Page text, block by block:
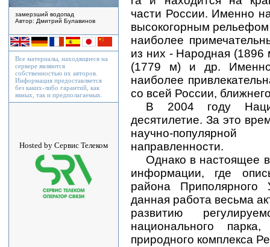
замерзший водопад
Автор: Дмитрий Булавинов
Все материалы, находящиеся на
сервере являются
собственностью их авторов.
Информация предоставляется
без каких-либо гарантий, как
явных, так и предполагаемых.
Hosted by Сервис Телеком
части России. Именно
высокогорным
наиболее
из них - Народная (1896
(1779 м) и др. Именно
наиболее
со всей России,
В 2004 году
десятилетие. За это
научно-популярной
направленности.
Однако в настоящее
информации, где
района
данная работа весьма
развитию
национального
природного комплекса